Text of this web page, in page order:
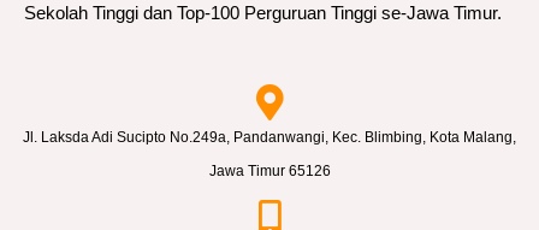
Sekolah Tinggi dan Top-100 Perguruan Tinggi se-Jawa Timur.
Jl. Laksda Adi Sucipto No.249a, Pandanwangi, Kec. Blimbing, Kota Malang,
Jawa Timur 65126